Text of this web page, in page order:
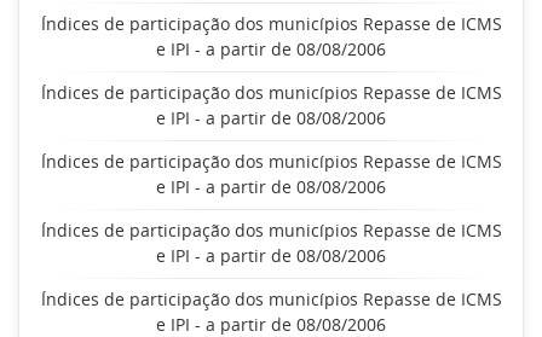
Índices de participação dos municípios Repasse de ICMS
e IPI - a partir de 08/08/2006
Índices de participação dos municípios Repasse de ICMS
e IPI - a partir de 08/08/2006
Índices de participação dos municípios Repasse de ICMS
e IPI - a partir de 08/08/2006
Índices de participação dos municípios Repasse de ICMS
e IPI - a partir de 08/08/2006
Índices de participação dos municípios Repasse de ICMS
e IPI - a partir de 08/08/2006